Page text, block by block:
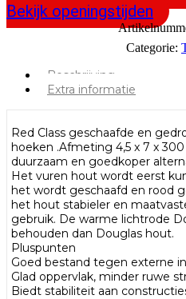
Bekijk openingstijden
Categorie:
Beschrijving
Extra informatie
Red Class geschaafde en
hoeken .Afmeting 4,5 x 7 x
duurzaam en goedkoper
Het vuren hout wordt eerst
het wordt geschaafd en rood
het hout stabieler en
gebruik. De warme lichtrode
behouden dan Douglas hout.
Pluspunten
Goed bestand tegen externe
Glad oppervlak, minder ruwe
Biedt stabiliteit aan